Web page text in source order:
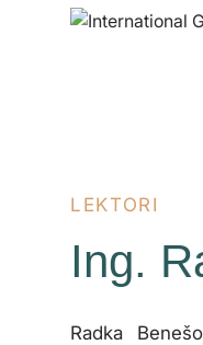
LEKTORI
Ing.
Radka